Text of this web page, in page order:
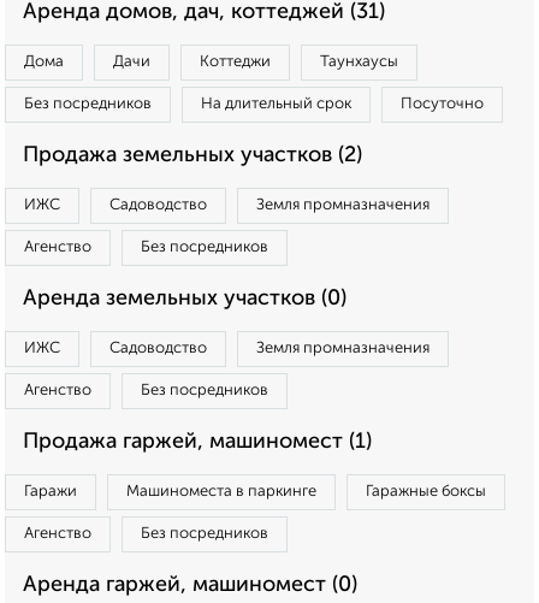
Аренда домов, дач, коттеджей (31)
Дома Дачи Коттеджи Таунхаусы
Без посредников На длительный срок Посуточно
Продажа земельных участков (2)
ИЖС Садоводство Земля промназначения
Агенство Без посредников
Аренда земельных участков (0)
ИЖС Садоводство Земля промназначения
Агенство Без посредников
Продажа гаржей, машиномест (1)
Гаражи Машиноместа в паркинге Гаражные боксы
Агенство Без посредников
Аренда гаржей, машиномест (0)